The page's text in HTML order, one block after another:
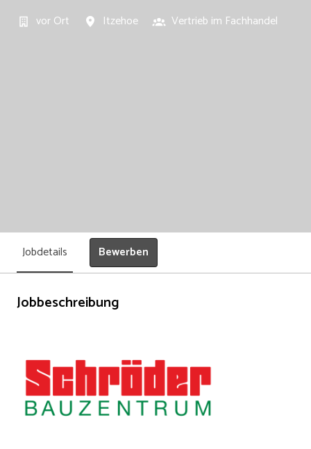
vor Ort Itzehoe Vertrieb im Fachhandel
Jobdetails Bewerben
Jobbeschreibung